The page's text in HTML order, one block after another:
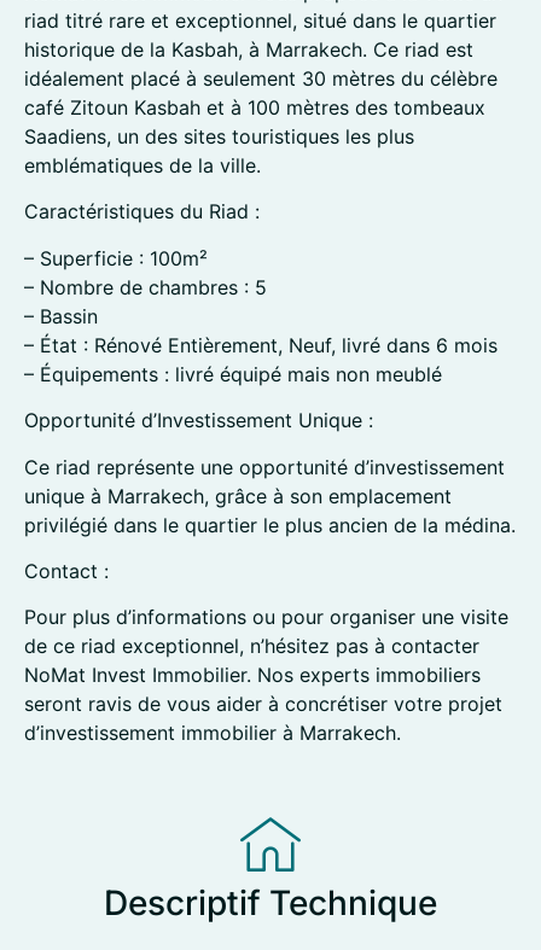
riad titré rare et exceptionnel, situé dans le quartier
historique de la Kasbah, à Marrakech. Ce riad est
idéalement placé à seulement 30 mètres du célèbre
café Zitoun Kasbah et à 100 mètres des tombeaux
Saadiens, un des sites touristiques les plus
emblématiques de la ville.
Caractéristiques du Riad :
– Superficie : 100m²
– Nombre de chambres : 5
– Bassin
– État : Rénové Entièrement, Neuf, livré dans 6 mois
– Équipements : livré équipé mais non meublé
Opportunité d’Investissement Unique :
Ce riad représente une opportunité d’investissement
unique à Marrakech, grâce à son emplacement
privilégié dans le quartier le plus ancien de la médina.
Contact :
Pour plus d’informations ou pour organiser une visite
de ce riad exceptionnel, n’hésitez pas à contacter
NoMat Invest Immobilier. Nos experts immobiliers
seront ravis de vous aider à concrétiser votre projet
d’investissement immobilier à Marrakech.
Descriptif Technique